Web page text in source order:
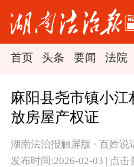
首页 头条 要闻 法院
麻阳县尧市镇小
放房屋产权证
湖南法治报触屏版 · 百姓说
发布时间:2026-02-03 | 点击